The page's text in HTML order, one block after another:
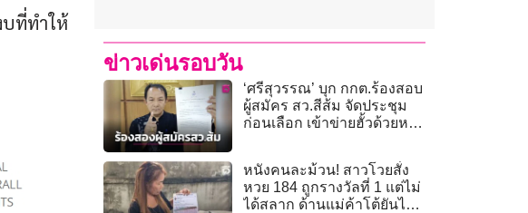
ที่ทำให้
ข่าวเด่นรอบวัน
‘ศรีสุวรรณ’ บุก กกต.ร้องสอบ
ผู้สมัคร สว.สีส้ม จัดประชุม
ก่อนเลือก เข้าข่ายฮั้วด้วยหรือ
หนังคนละม้วน! สาวโวยสั่ง
หวย 184 ถูกรางวัลที่ 1 แต่ไม่
ได้สลาก ด้านแม่ค้าโต้ยันไม่